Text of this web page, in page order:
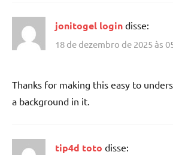
jonitogel login disse:
18 de dezembro de 2025 às
Thanks for making this easy to
a background in it.
tip4d toto disse: